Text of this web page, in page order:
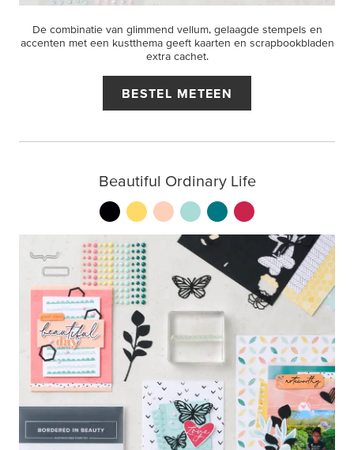
De combinatie van glimmend vellum, gelaagde stempels en
accenten met een kustthema geeft kaarten en scrapbookbladen
extra cachet.
BESTEL METEEN
Beautiful Ordinary Life